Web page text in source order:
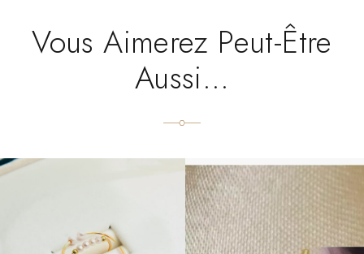
Vous Aimerez Peut-Être
Aussi…